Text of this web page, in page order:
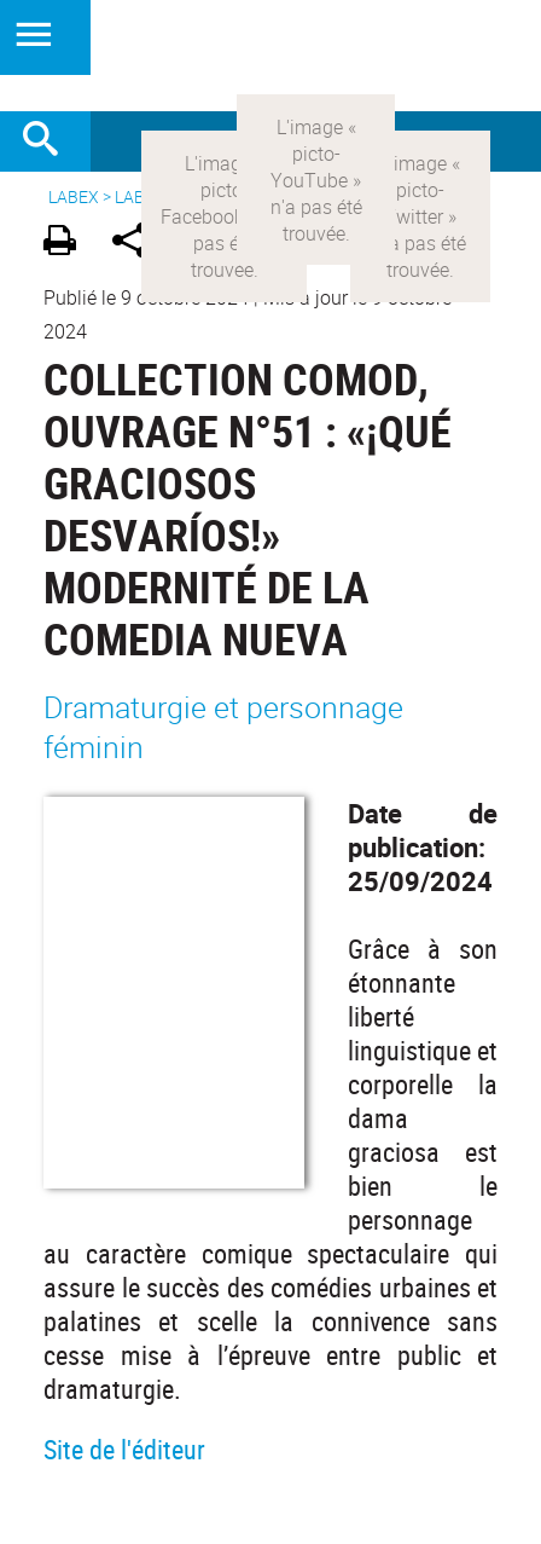
LABEX > LABEX COMOD> Version française Publications
Publié le 9 octobre 2024 | Mis à jour le 9 octobre
2024
COLLECTION COMOD,
OUVRAGE N°51 : «¡QUÉ
GRACIOSOS
DESVARÍOS!»
MODERNITÉ DE LA
COMEDIA NUEVA
Dramaturgie et personnage
féminin
Date de
publication:
25/09/2024
Grâce à son
étonnante
liberté
linguistique et
corporelle la
dama
graciosa est
bien le
personnage
au caractère comique spectaculaire qui
assure le succès des comédies urbaines et
palatines et scelle la connivence sans
cesse mise à l’épreuve entre public et
dramaturgie.
Site de l'éditeur